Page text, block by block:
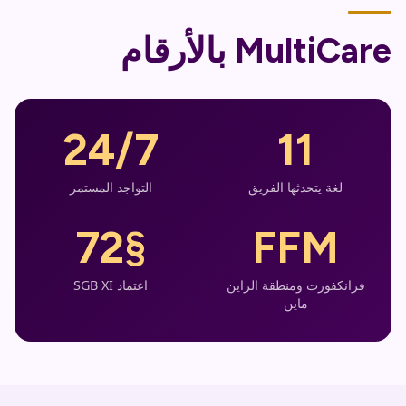
MultiCare بالأرقام
11
لغة يتحدثها الفريق
24/7
التواجد المستمر
FFM
فرانكفورت ومنطقة الراين
ماين
§72
اعتماد SGB XI